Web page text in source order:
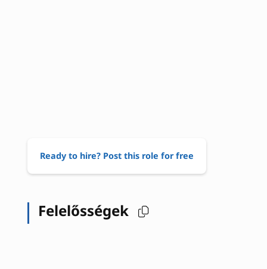
Ready to hire? Post this role for free
Felelősségek